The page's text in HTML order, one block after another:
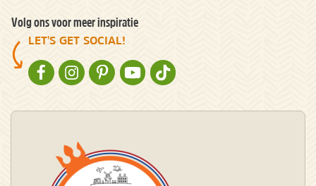
Volg ons voor meer inspiratie
LET'S GET SOCIAL!
NATURESCANNER OP FACEBOOK
NATURESCANNER OP INSTAGRAM
NATURESCANNER OP PINTEREST
NATURESCANNER OP YOUTUBE
NATURESCANNER OP TIKTOK